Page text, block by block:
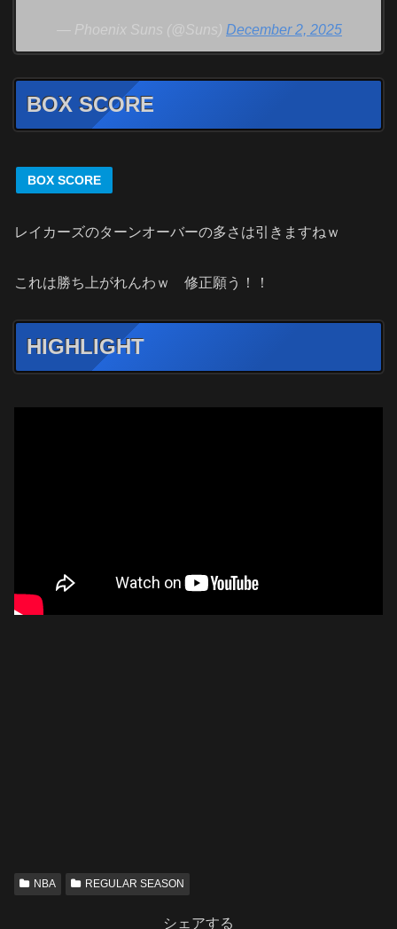
— Phoenix Suns (@Suns) December 2, 2025
BOX SCORE
BOX SCORE
レイカーズのターンオーバーの多さは引きますねｗ
これは勝ち上がれんわｗ 修正願う！！
HIGHLIGHT
NBA REGULAR SEASON
シェアする